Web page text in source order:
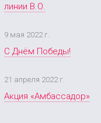
линии В.О.
9 мая 2022 г.
С Днём Победы!
21 апреля 2022 г.
Акция «Амбассадор»